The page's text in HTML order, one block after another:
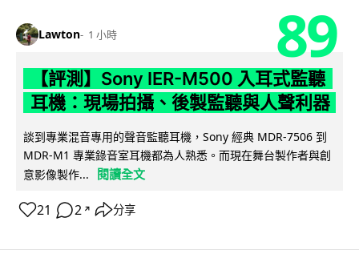
Lawton 1 小時 89
【評測】Sony IER-M500 入耳式監聽
耳機：現場拍攝、後製監聽與人聲利器
談到專業混音專用的聲音監聽耳機，Sony 經典 MDR-7506 到
MDR-M1 專業錄音室耳機都為人熟悉。而現在舞台製作者與創
意影像製作...
閱讀全文
21 2 ↗ 分享